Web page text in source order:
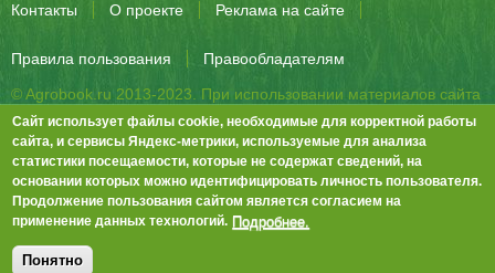
Контакты
О проекте Реклама на сайте
Правила пользования
Правообладателям
© Agrobook.ru 2013-2023. При использовании материалов сайта
активная ссылка на публикацию обязательна.
344000, Ростов-на-Дону, ул. Города Волос, д.6, 8 этаж, офис 803
Тел./факс: +7 (863) 282-83-13 e-mail:info@agrobook.ru
Возрастная категория сайта: 16+. Объявления на сайте не
премодерируются.Положение о защите персональных данных
Гала Алиевна Каймакчи – редактор, тел.: (863) 282-83-13
info@agrobook.ru
Сайт использует файлы cookie, необходимые для корректной работы
сайта, и сервисы Яндекс-метрики, используемые для анализа
статистики посещаемости, которые не содержат сведений, на
основании которых можно идентифицировать личность пользователя.
Продолжение пользования сайтом является согласием на
применение данных технологий. Подробнее.
Понятно